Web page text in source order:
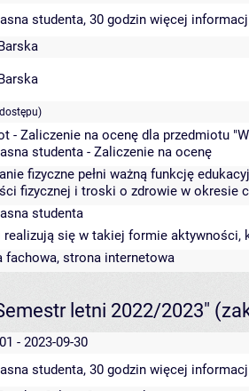
studenta, 30 godzin więcej
- Zaliczenie na ocenę dla przedmiotu
studenta - Zaliczenie na ocenę
fizyczne pełni ważną funkcję
fizycznej i troski o zdrowie w okresie
studenta
realizują się w takiej formie
fachowa, strona internetowa
letni 2022/2023"
- 2023-09-30
studenta, 30 godzin więcej